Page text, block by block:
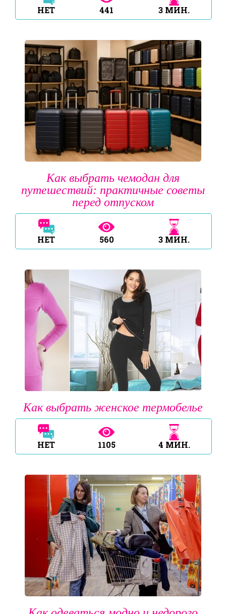
НЕТ 441 3 МИН.
Как выбрать чемодан для
путешествий: практичные советы
перед отпуском
НЕТ 560 3 МИН.
Как выбрать женское термобелье
НЕТ 1105 4 МИН.